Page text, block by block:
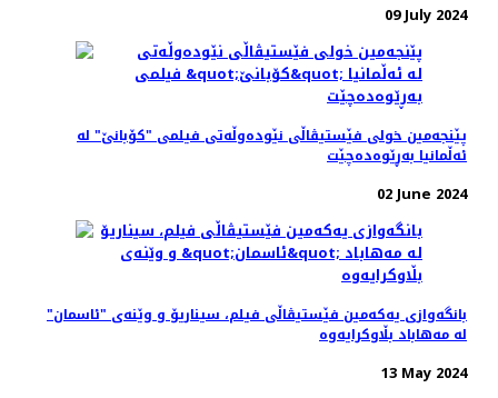
09 July 2024
پێنجەمین خولی فێستیڤاڵی نێودەوڵەتی فیلمی "کۆبانێ" لە
ئەڵمانیا بەڕێوەده‌چێت
02 June 2024
بانگەوازی یەکەمین فێستیڤاڵی فیلم، سیناریۆ و وێنه‌ی "ئاسمان"
لە مەهاباد بڵاوکرایەوە
13 May 2024